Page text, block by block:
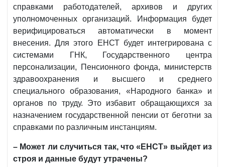
справками работодателей, архивов и других
уполномоченных организаций. Информация будет
верифицироваться автоматически в момент
внесения. Для этого ЕНСТ будет интегрирована с
системами ГНК, Государственного центра
персонализации, Пенсионного фонда, министерств
здравоохранения и высшего и среднего
специального образования, «Народного банка» и
органов по труду. Это избавит обращающихся за
назначением государственной пенсии от беготни за
справками по различным инстанциям.
– Может ли случиться так, что «ЕНСТ» выйдет из
строя и данные будут утрачены?